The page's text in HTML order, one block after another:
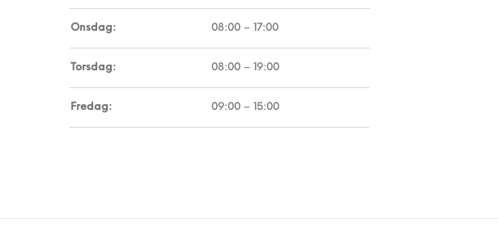
Onsdag: 08:00 – 17:00
Torsdag: 08:00 – 19:00
Fredag: 09:00 – 15:00